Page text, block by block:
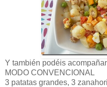
Y también podéis
MODO CONVENCIONAL
3 patatas grandes, 3